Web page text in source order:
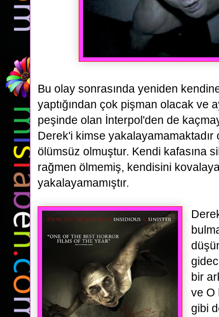
Bu olay sonrasında yeniden
yaptığından çok pişman olacak ve
peşinde olan İnterpol'den de
Derek'i kimse yakalayamamaktadır
ölümsüz olmuştur. Kendi kafasına
rağmen ölmemiş, kendisini
yakalayamamıştır.
bir
ve O
gibi